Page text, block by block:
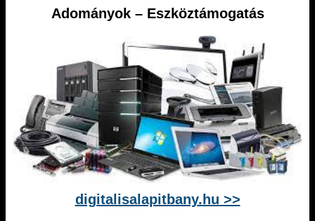
Adományok – Eszköztámogatás
digitalisalapitbany.hu >>